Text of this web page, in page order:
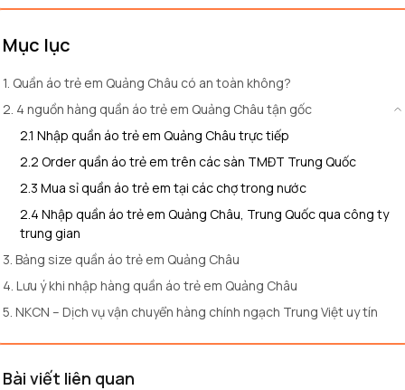
Mục lục
1. Quần áo trẻ em Quảng Châu có an toàn không?
2. 4 nguồn hàng quần áo trẻ em Quảng Châu tận gốc
2.1 Nhập quần áo trẻ em Quảng Châu trực tiếp
2.2 Order quần áo trẻ em trên các sàn TMĐT Trung Quốc
2.3 Mua sỉ quần áo trẻ em tại các chợ trong nước
2.4 Nhập quần áo trẻ em Quảng Châu, Trung Quốc qua công ty
trung gian
3. Bảng size quần áo trẻ em Quảng Châu
4. Lưu ý khi nhập hàng quần áo trẻ em Quảng Châu
5. NKCN – Dịch vụ vận chuyển hàng chính ngạch Trung Việt uy tín
Bài viết liên quan